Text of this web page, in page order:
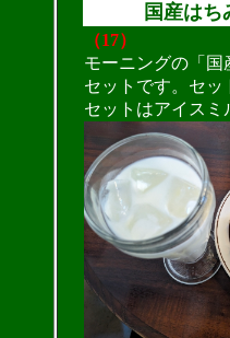
国産はち
（17）
モーニングの「国
セットです。セッ
セットはアイスミ